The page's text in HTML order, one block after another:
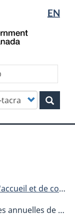
de
la
WxT
switcher
EN
de conférences
et de conférences